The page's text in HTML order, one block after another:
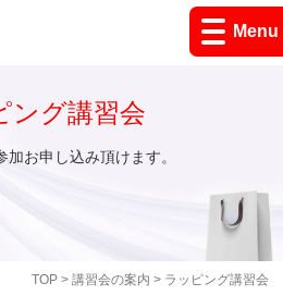
Menu
TOP> 講習会の案内 > ラッピング講習会
ング講習会
加お申し込み頂けます。